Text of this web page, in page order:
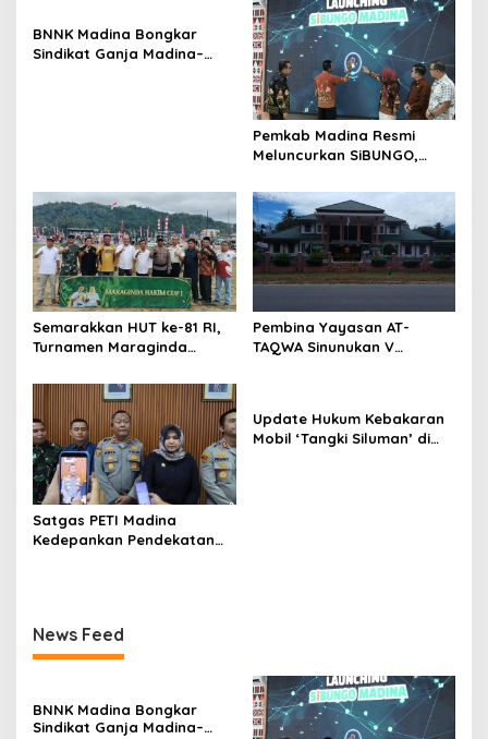
BNNK Madina Bongkar
Sindikat Ganja Madina–
Pemkab Madina Resmi
Meluncurkan SiBUNGO,
Berbasis Geospasial
Semarakkan HUT ke-81 RI,
Turnamen Maraginda
Dimulai
Pembina Yayasan AT-
TAQWA Sinunukan V
Satgas PETI Madina
Kedepankan Pendekatan
Update Hukum Kebakaran
Mobil ‘Tangki Siluman’ di
News Feed
BNNK Madina Bongkar
Sindikat Ganja Madina–